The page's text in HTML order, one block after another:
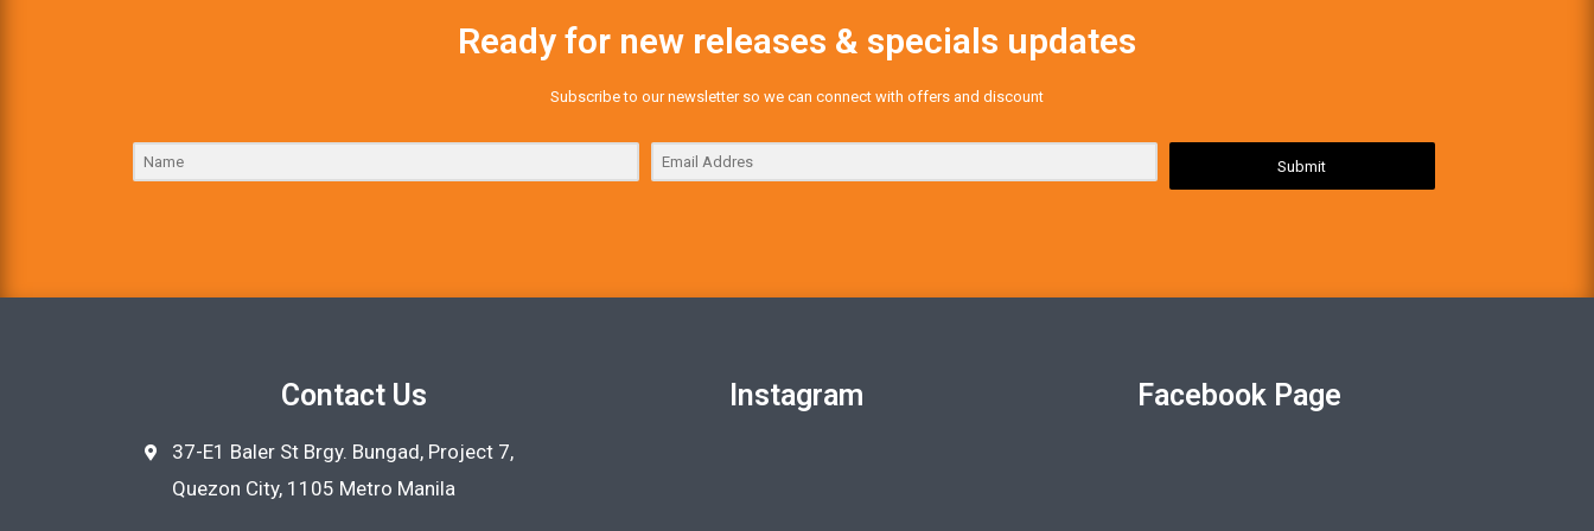
Ready for new releases & specials updates
Subscribe to our newsletter so we can connect with offers and discount
Submit
Contact Us
37-E1 Baler St Brgy. Bungad, Project 7,
Quezon City, 1105 Metro Manila
Instagram Facebook Page